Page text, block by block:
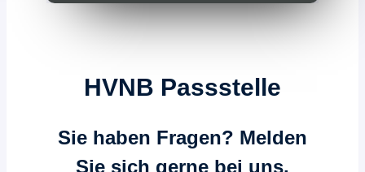
HVNB Passstelle
Sie haben Fragen? Melden
Sie sich gerne bei uns.